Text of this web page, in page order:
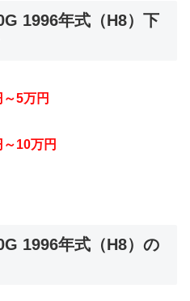
1996年式（H8）下
5万円
10万円
1996年式（H8）の